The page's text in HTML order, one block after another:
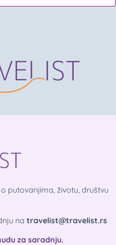
putovanjima, životu, društvu
na travelist@travelist.rs
za saradnju.